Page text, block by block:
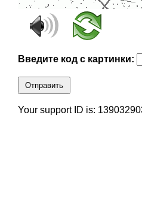
Введите код с картинки:
Отправить
Your support ID is: